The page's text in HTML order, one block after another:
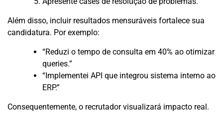
Além disso, incluir resultados mensuráveis fortalece sua
candidatura. Por exemplo:
“Reduzi o tempo de consulta em 40% ao otimizar
queries.”
“Implementei API que integrou sistema interno ao
ERP.”
Consequentemente, o recrutador visualizará impacto real.